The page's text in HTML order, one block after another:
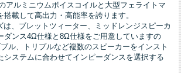
アルミニウムボイスコイルと大型フェライトマ
載して高出力・高能率を誇ります。
は、ブレットツィーター、ミッドレンジスピーカ
ダンス4Ω仕様と8Ω仕様をご用意していますの
ル、トリプルなど複数のスピーカーをインスト
システムに合わせてインピーダンスを選択する